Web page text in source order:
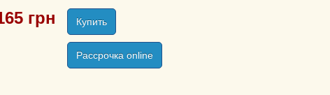
грн Купить
Рассрочка online